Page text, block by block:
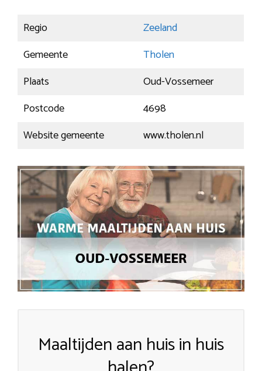
Regio
Zeeland
Gemeente
Tholen
Plaats
Oud-Vossemeer
Postcode
4698
Website gemeente
www.tholen.nl
Maaltijden aan huis in huis